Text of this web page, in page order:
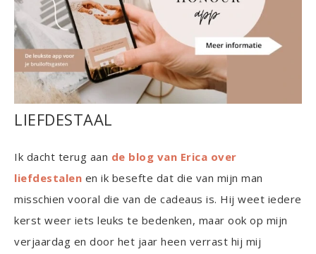
LIEFDESTAAL
Ik dacht terug aan de blog van Erica over
liefdestalen en ik besefte dat die van mijn man
misschien vooral die van de cadeaus is. Hij weet iedere
kerst weer iets leuks te bedenken, maar ook op mijn
verjaardag en door het jaar heen verrast hij mij